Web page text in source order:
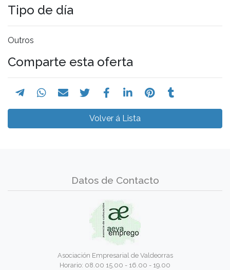
Tipo de día
Outros
Comparte esta oferta
Volver á Lista
Datos de Contacto
Asociación Empresarial de Valdeorras
Horario: 08.00 15.00 - 16.00 - 19.00